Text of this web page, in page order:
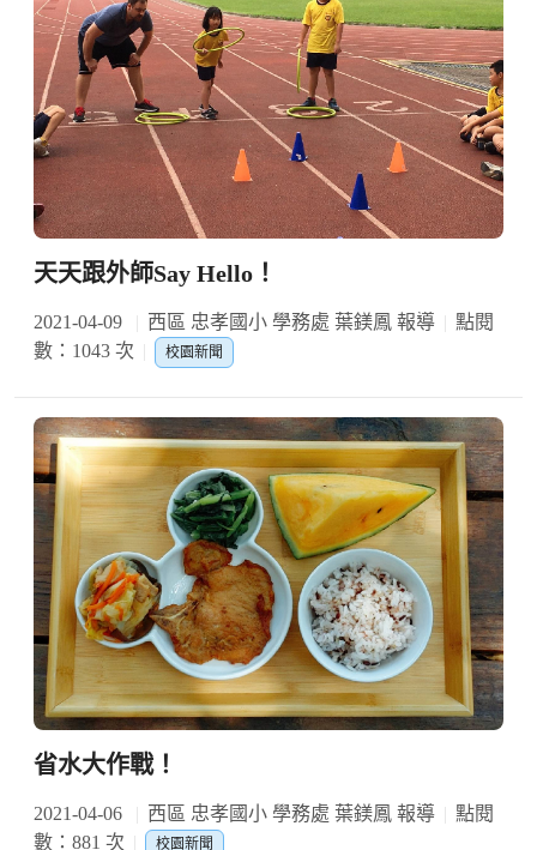
天天跟外師Say Hello！
2021-04-09 西區 忠孝國小 學務處 葉鎂鳳 報導
點閱
數：1043 次
校園新聞
省水大作戰！
2021-04-06 西區 忠孝國小 學務處 葉鎂鳳 報導
點閱
數：881 次
校園新聞